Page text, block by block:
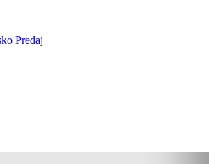
Predaj